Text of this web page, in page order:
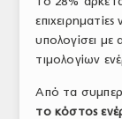
ΕΥΡΩΠΑΪΚΗ
ΤΟ ΠΕΡΙΟΔΙΚΟ
ΑΡΧΕΙΟ ΤΕΥΧΩΝ
υπολογίσει
τιμολογίων
Από τα
το κόστος